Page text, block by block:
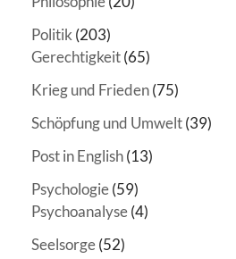
Politik(203)
Gerechtigkeit(65)
Krieg und Frieden(75)
Schöpfung und Umwelt(39)
Post in English(13)
Psychologie(59)
Psychoanalyse(4)
Seelsorge(52)